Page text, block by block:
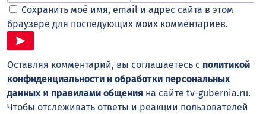
Сохранить моё имя, email и адрес сайта в этом
браузере для последующих моих комментариев.
Оставляя комментарий, вы соглашаетесь с политикой
конфиденциальности и обработки персональных
данныхи правилами общения на сайте tv-gubernia.ru.
Чтобы отслеживать ответы и реакции пользователей